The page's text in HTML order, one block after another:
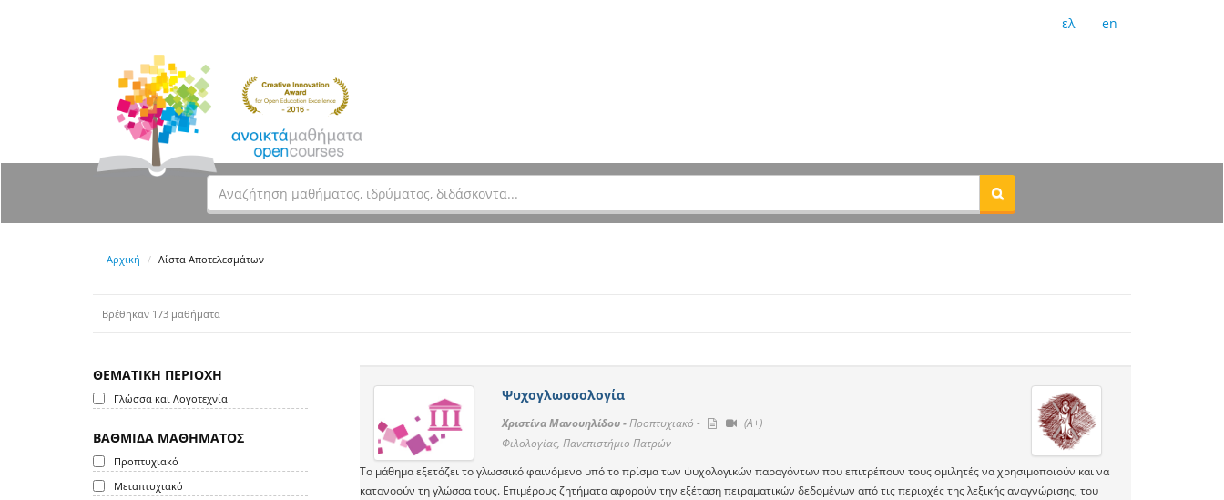
ελ en
Αρχική Λίστα Αποτελεσμάτων
Βρέθηκαν 173 μαθήματα
ΘΕΜΑΤΙΚΗ ΠΕΡΙΟΧΗ
Γλώσσα και Λογοτεχνία
ΒΑΘΜΙΔΑ ΜΑΘΗΜΑΤΟΣ
Προπτυχιακό
Μεταπτυχιακό
Ψυχογλωσσολογία
Χριστίνα Μανουηλίδου -Προπτυχιακό -
(A+)
Φιλολογίας, Πανεπιστήμιο Πατρών
Το µάθηµα εξετάζει το γλωσσικό φαινόµενο υπό το πρίσµα των ψυχολογικών παραγόντων που επιτρέπουν τους οµιλητές να χρησιµοποιούν και να
κατανοούν τη γλώσσα τους. Επιµέρους ζητήµατα αφορούν την εξέταση πειραµατικών δεδοµένων από τις περιοχές της λεξικής αναγνώρισης, του